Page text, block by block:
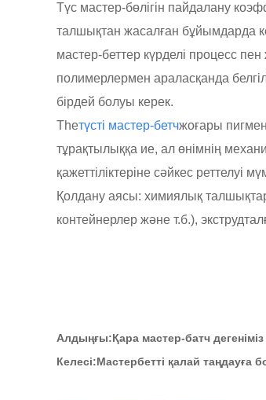
Түс мастер-бөлігін пайдалану
талшықтан жасалған бұйымдарда
мастер-беттер күрделі процесс
полимерлермен араласқанда
бірдей болуы керек.
Theтүсті мастер-бетчжоғары
тұрақтылыққа ие, ал өнімнің
қажеттіліктеріне сәйкес реттелуі
Қолдану аясы: химиялық
контейнерлер және т.б.),
Алдыңғы:Қара мастер-батч
Келесі:Мастербетті қалай таңдауға